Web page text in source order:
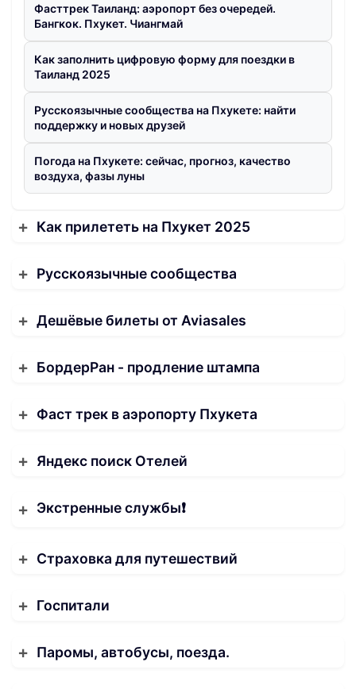
Фасттрек Таиланд: аэропорт без очередей.
Бангкок. Пхукет. Чиангмай
Как заполнить цифровую форму для поездки в
Таиланд 2025
Русскоязычные сообщества на Пхукете: найти
поддержку и новых друзей
Погода на Пхукете: сейчас, прогноз, качество
воздуха, фазы луны
Как прилететь на Пхукет 2025
Русскоязычные сообщества
Дешёвые билеты от Aviasales
БордерРан - продление штампа
Фаст трек в аэропорту Пхукета
Яндекс поиск Отелей
Экстренные службы❗️
Страховка для путешествий
Госпитали
Паромы, автобусы, поезда.